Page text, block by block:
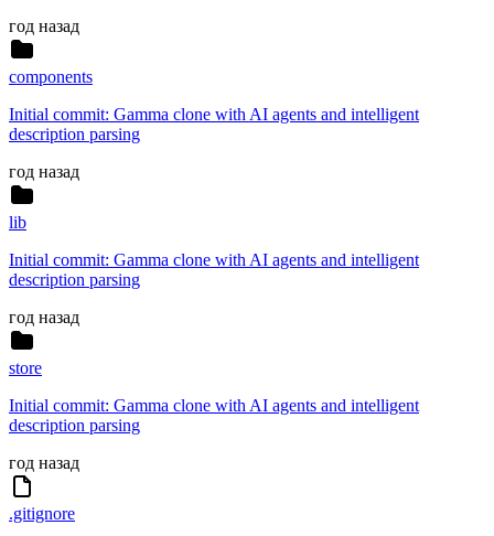
год назад
components
Initial commit: Gamma clone with AI agents and intelligent
description parsing
год назад
lib
Initial commit: Gamma clone with AI agents and intelligent
description parsing
год назад
store
Initial commit: Gamma clone with AI agents and intelligent
description parsing
год назад
.gitignore